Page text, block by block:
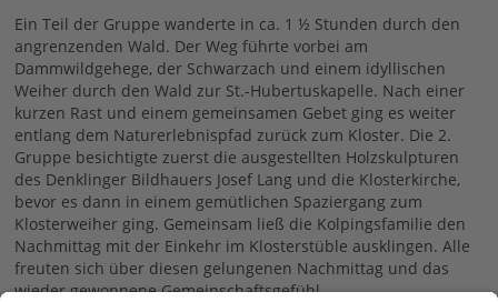
Ein Teil der Gruppe wanderte in ca. 1 ½ Stunden durch den
angrenzenden Wald. Der Weg führte vorbei am
Dammwildgehege, der Schwarzach und einem idyllischen
Weiher durch den Wald zur St.-Hubertuskapelle. Nach einer
kurzen Rast und einem gemeinsamen Gebet ging es weiter
entlang dem Naturerlebnispfad zurück zum Kloster. Die 2.
Gruppe besichtigte zuerst die ausgestellten Holzskulpturen
des Denklinger Bildhauers Josef Lang und die Klosterkirche,
bevor es dann in einem gemütlichen Spaziergang zum
Klosterweiher ging. Gemeinsam ließ die Kolpingsfamilie den
Nachmittag mit der Einkehr im Klosterstüble ausklingen. Alle
freuten sich über diesen gelungenen Nachmittag und das
wieder gewonnene Gemeinschaftsgefühl.